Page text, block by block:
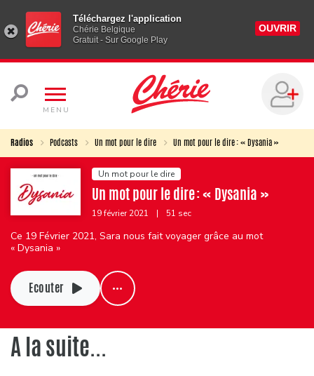
Téléchargez l'application
Chérie Belgique
Gratuit - Sur Google Play
OUVRIR
MENU
Radios Podcasts Un mot pour le dire Un mot pour le dire : « Dysania »
Un mot pour le dire
Un mot pour le dire : « Dysania »
19 février 2021 | 51 sec
Ce 19 Février 2021, Sara nous fait voyager grâce au mot
« Dysania »
Ecouter
A la suite...